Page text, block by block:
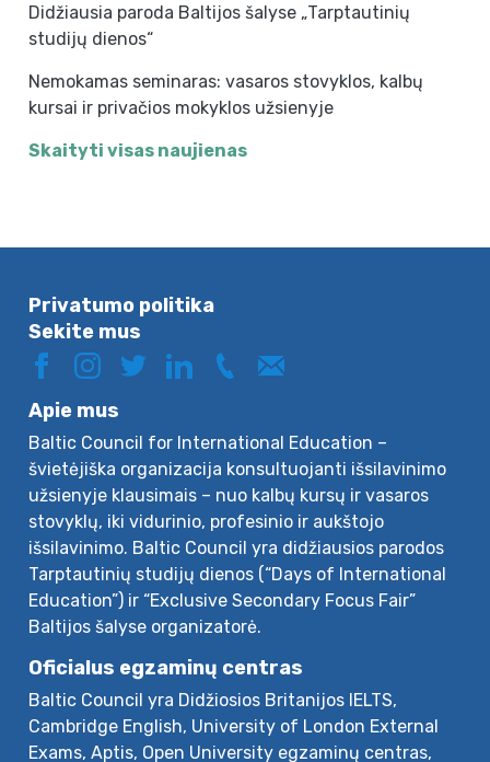
Didžiausia paroda Baltijos šalyse „Tarptautinių
studijų dienos“
Nemokamas seminaras: vasaros stovyklos, kalbų
kursai ir privačios mokyklos užsienyje
Skaityti visas naujienas
Privatumo politika
Sekite mus
Apie mus
Baltic Council for International Education –
švietėjiška organizacija konsultuojanti išsilavinimo
užsienyje klausimais – nuo kalbų kursų ir vasaros
stovyklų, iki vidurinio, profesinio ir aukštojo
išsilavinimo. Baltic Council yra didžiausios parodos
Tarptautinių studijų dienos (“Days of International
Education”) ir “Exclusive Secondary Focus Fair”
Baltijos šalyse organizatorė.
Oficialus egzaminų centras
Baltic Council yra Didžiosios Britanijos IELTS,
Cambridge English, University of London External
Exams, Aptis, Open University egzaminų centras,